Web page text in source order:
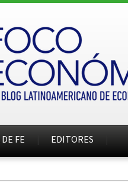
FE EDITORES